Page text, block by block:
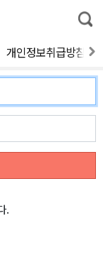
통
합
색
개인정보취급방침
.